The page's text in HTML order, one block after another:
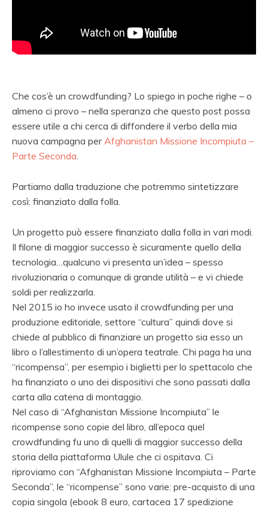
Che cos’è un crowdfunding? Lo spiego in poche righe – o
almeno ci provo – nella speranza che questo post possa
essere utile a chi cerca di diffondere il verbo della mia
nuova campagna perAfghanistan Missione Incompiuta –
Parte Seconda.
Partiamo dalla traduzione che potremmo sintetizzare
così: finanziato dalla folla.
Un progetto può essere finanziato dalla folla in vari modi.
Il filone di maggior successo è sicuramente quello della
tecnologia…qualcuno vi presenta un’idea – spesso
rivoluzionaria o comunque di grande utilità – e vi chiede
soldi per realizzarla.
Nel 2015 io ho invece usato il crowdfunding per una
produzione editoriale, settore “cultura” quindi dove si
chiede al pubblico di finanziare un progetto sia esso un
libro o l’allestimento di un’opera teatrale. Chi paga ha una
“ricompensa”, per esempio i biglietti per lo spettacolo che
ha finanziato o uno dei dispositivi che sono passati dalla
carta alla catena di montaggio.
Nel caso di “Afghanistan Missione Incompiuta” le
ricompense sono copie del libro, all’epoca quel
crowdfunding fu uno di quelli di maggior successo della
storia della piattaforma Ulule che ci ospitava. Ci
riproviamo con “Afghanistan Missione Incompiuta – Parte
Seconda”, le “ricompense” sono varie: pre-acquisto di una
copia singola (ebook 8 euro, cartacea 17 spedizione